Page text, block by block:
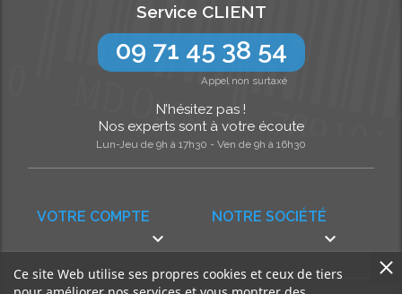
NOTRE SOCIÉTÉ

VOTRE COMPTE

Service CLIENT
09 71 45 38 54
Appel non surtaxé
N’hésitez pas !
Nos experts sont à votre écoute
Lun-Jeu de 9h à 17h30 - Ven de 9h à 16h30
Ce site Web utilise ses propres cookies et ceux de tiers